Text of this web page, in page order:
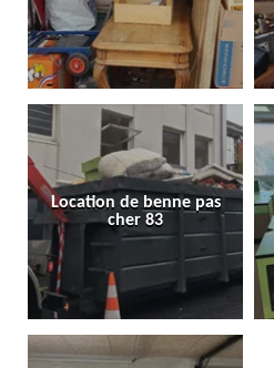
Location de benne pas
cher 83